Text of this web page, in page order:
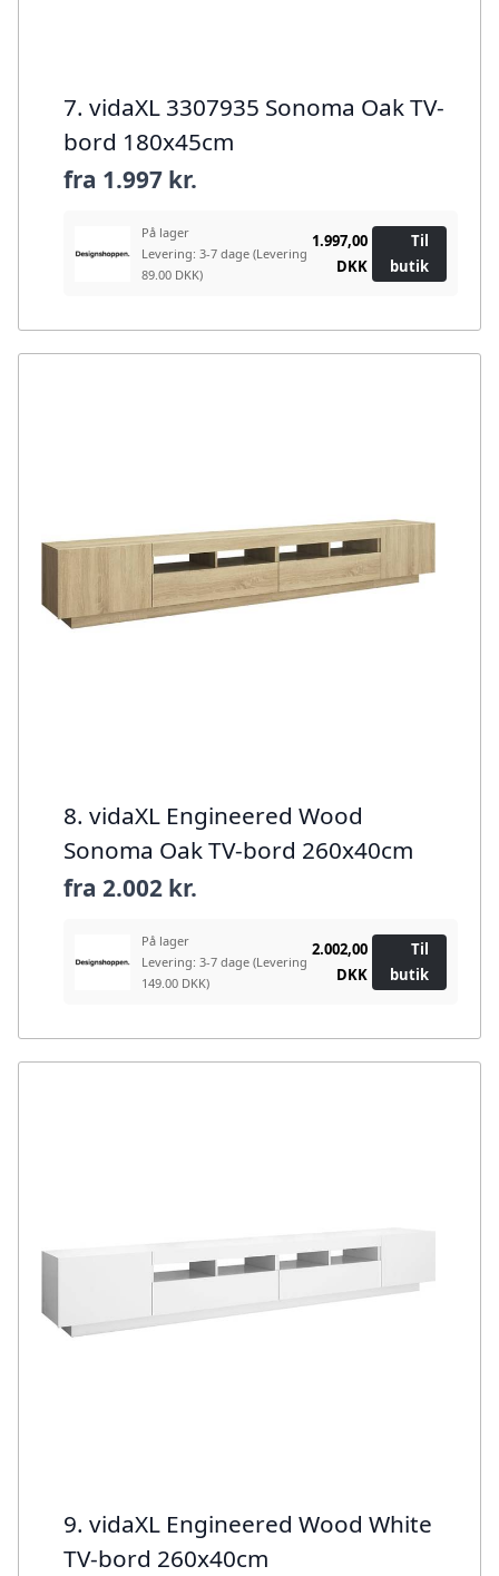
7. vidaXL 3307935 Sonoma Oak TV-
bord 180x45cm
fra 1.997 kr.
På lager
Levering: 3-7 dage (Levering
89.00 DKK)
1.997,00
DKK
Til
butik
8. vidaXL Engineered Wood
Sonoma Oak TV-bord 260x40cm
fra 2.002 kr.
På lager
Levering: 3-7 dage (Levering
149.00 DKK)
2.002,00
DKK
Til
butik
9. vidaXL Engineered Wood White
TV-bord 260x40cm